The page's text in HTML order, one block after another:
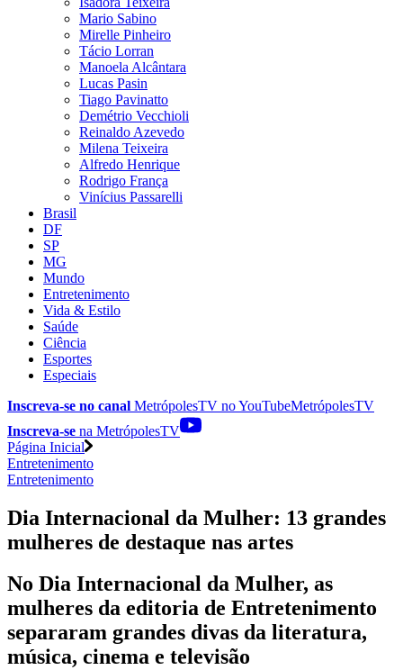
Mario Sabino
Mirelle Pinheiro
Tácio Lorran
Manoela Alcântara
Lucas Pasin
Tiago Pavinatto
Demétrio Vecchioli
Reinaldo Azevedo
Milena Teixeira
Alfredo Henrique
Rodrigo França
Vinícius Passarelli
Brasil
DF
SP
MG
Mundo
Entretenimento
Vida & Estilo
Saúde
Ciência
Esportes
Especiais
Inscreva-se no canal MetrópolesTV noYouTubeMetrópolesTV
Inscreva-se na MetrópolesTV
Página Inicial
Entretenimento
Entretenimento
Dia Internacional da Mulher: 13 grandes
mulheres de destaque nas artes
No Dia Internacional da Mulher, as
mulheres da editoria de Entretenimento
separaram grandes divas da literatura,
música, cinema e televisão